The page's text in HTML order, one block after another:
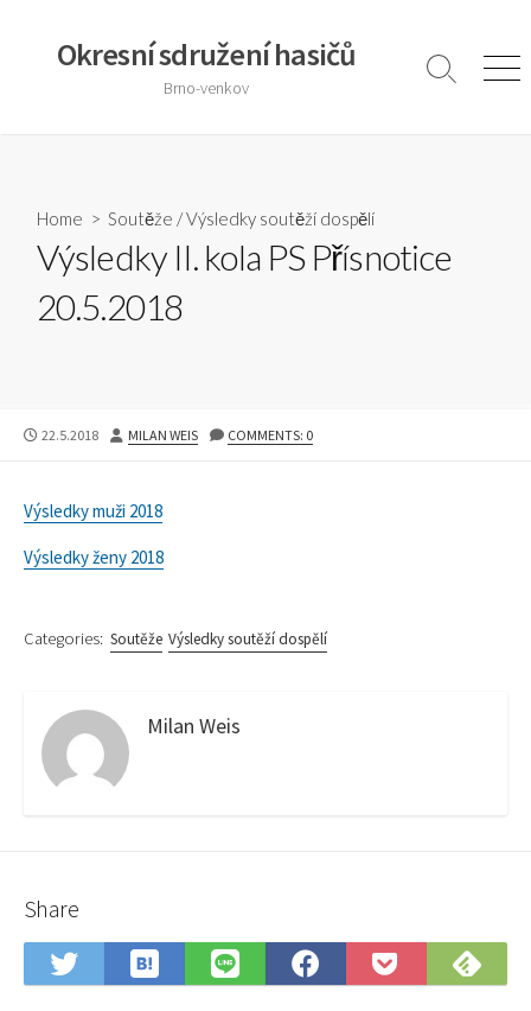
contentOkresní sdružení hasičů
Brno-venkov
Search
Home > Soutěže /Výsledky soutěží dospělí
Výsledky II. kola PS Přísnotice
20.5.2018
PUBLISHED
22.5.2018 AUTHOR
MILAN WEIS COMMENTS: 0
Výsledky muži 2018
Výsledky ženy 2018
Categories: Soutěže Výsledky soutěží dospělí
Milan Weis
Share
Share
on
Save
to
Share
on
Share
on
Save
to
on